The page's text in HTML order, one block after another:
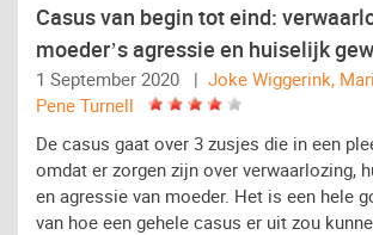
Casus van begin tot eind:
moeder’s agressie en huiselijk
1 September 2020 | Joke Wiggerink,
Pene Turnell
De casus gaat over 3 zusjes die in een
omdat er zorgen zijn over verwaarlozing,
en agressie van moeder. Het is een hele
van hoe een gehele casus er uit zou